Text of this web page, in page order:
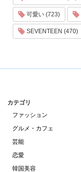
可愛い (723)
SEVENTEEN (470)
カテゴリ
ファッション
グルメ・カフェ
芸能
恋愛
韓国美容